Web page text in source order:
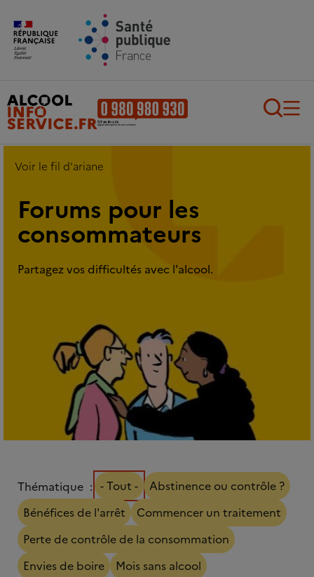
Aller au contenu principal
Voir le fil d'ariane
Forums pour les
consommateurs
Partagez vos difficultés avec l'alcool.
Thématique - Tout -
Abstinence ou contrôle ?
Bénéfices de l'arrêt
Commencer un traitement
Perte de contrôle de la consommation
Envies de boire
Mois sans alcool